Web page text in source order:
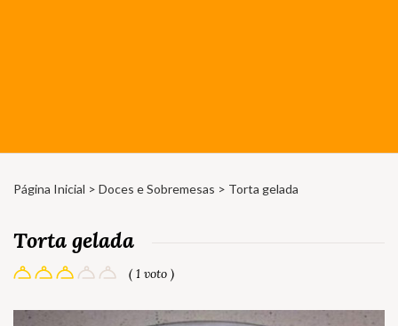
Página Inicial > Doces e Sobremesas > Torta gelada
Torta gelada
( 1 voto )